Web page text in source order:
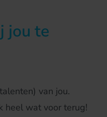
jou te
van jou.
heel wat voor terug!